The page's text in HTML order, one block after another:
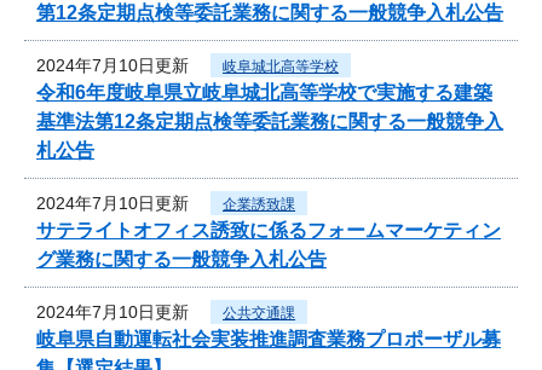
第12条定期点検等委託業務に関する一般競争入札公告
2024年7月10日更新 岐阜城北高等学校
令和6年度岐阜県立岐阜城北高等学校で実施する建築
基準法第12条定期点検等委託業務に関する一般競争入
札公告
2024年7月10日更新 企業誘致課
サテライトオフィス誘致に係るフォームマーケティン
グ業務に関する一般競争入札公告
2024年7月10日更新 公共交通課
岐阜県自動運転社会実装推進調査業務プロポーザル募